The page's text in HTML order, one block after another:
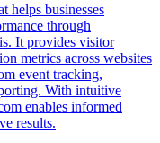
helps businesses
through
It provides visitor
metrics across websites
event tracking,
With intuitive
enables informed
results.